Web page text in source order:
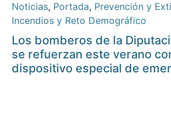
Noticias, Portada, Prevención y
Incendios y Reto Demográfico
Los bomberos de la
se refuerzan este verano
dispositivo especial de